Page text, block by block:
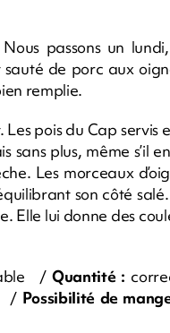
passons un
de porc aux
remplie.
pois du Cap servis
sans plus, même s’il
Les morceaux
son côté
lui donne des
/Quantité :
/ Possibilité de